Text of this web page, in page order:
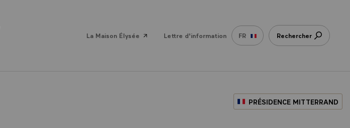
La Maison Élysée Lettre d'information FR Rechercher
PRÉSIDENCE MITTERRAND